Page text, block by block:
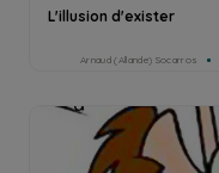
L'illusion d'exister
Arnaud (Allande) Socarros